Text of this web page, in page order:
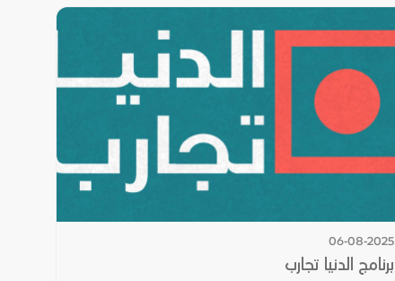
06-08-2025
برنامج الدنيا تجارب